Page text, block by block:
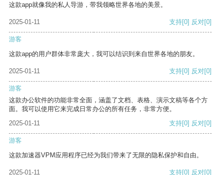
这款app就像我的私人导游，带我领略世界各地的美景。
2025-01-11 支持[0] 反对[0]
游客
这款app的用户群体非常庞大，我可以结识到来自世界各地的朋友。
2025-01-11 支持[0] 反对[0]
游客
这款办公软件的功能非常全面，涵盖了文档、表格、演示文稿等各个方
面。我可以使用它来完成日常办公的所有任务，非常方便。
2025-01-11
支持[0] 反对[0]
游客
这款加速器VPM应用程序已经为我们带来了无限的隐私保护和自由。
2025-01-11 支持[0] 反对[0]